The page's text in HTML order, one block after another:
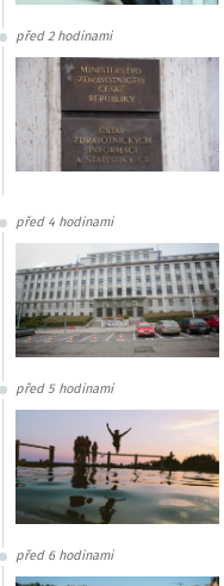
před 2 hodinami
před 4 hodinami
před 5 hodinami
před 6 hodinami